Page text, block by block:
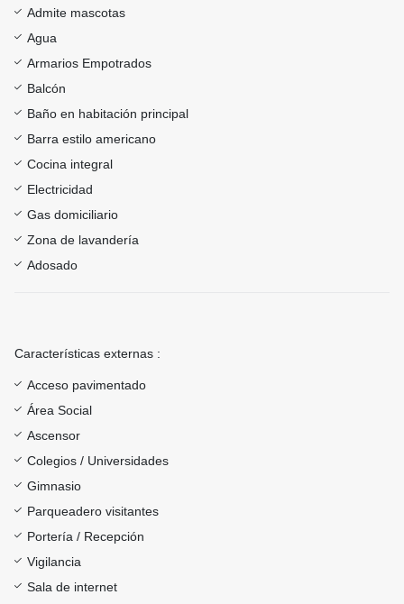
Admite mascotas
Agua
Armarios Empotrados
Balcón
Baño en habitación principal
Barra estilo americano
Cocina integral
Electricidad
Gas domiciliario
Zona de lavandería
Adosado
Características externas :
Acceso pavimentado
Área Social
Ascensor
Colegios / Universidades
Gimnasio
Parqueadero visitantes
Portería / Recepción
Vigilancia
Sala de internet